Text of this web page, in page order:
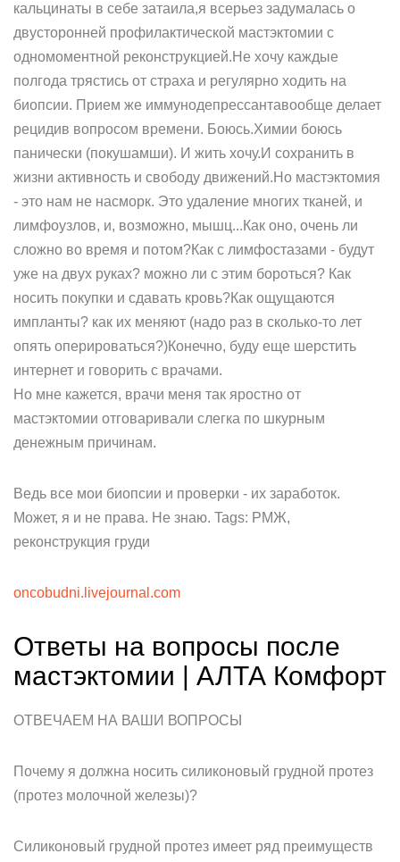
кальцинаты в себе затаила,я всерьез задумалась о
двусторонней профилактической мастэктомии с
одномоментной реконструкцией.Не хочу каждые
полгода трястись от страха и регулярно ходить на
биопсии. Прием же иммунодепрессантавообще делает
рецидив вопросом времени. Боюсь.Химии боюсь
панически (покушамши). И жить хочу.И сохранить в
жизни активность и свободу движений.Но мастэктомия
- это нам не насморк. Это удаление многих тканей, и
лимфоузлов, и, возможно, мышц...Как оно, очень ли
сложно во время и потом?Как с лимфостазами - будут
уже на двух руках? можно ли с этим бороться? Как
носить покупки и сдавать кровь?Как ощущаются
импланты? как их меняют (надо раз в сколько-то лет
опять оперироваться?)Конечно, буду еще шерстить
интернет и говорить с врачами.
Но мне кажется, врачи меня так яростно от
мастэктомии отговаривали слегка по шкурным
денежным причинам.
Ведь все мои биопсии и проверки - их заработок.
Может, я и не права. Не знаю. Tags: РМЖ,
реконструкция груди
oncobudni.livejournal.com
Ответы на вопросы после
мастэктомии | АЛТА Комфорт
ОТВЕЧАЕМ НА ВАШИ ВОПРОСЫ
Почему я должна носить силиконовый грудной протез
(протез молочной железы)?
Силиконовый грудной протез имеет ряд преимуществ